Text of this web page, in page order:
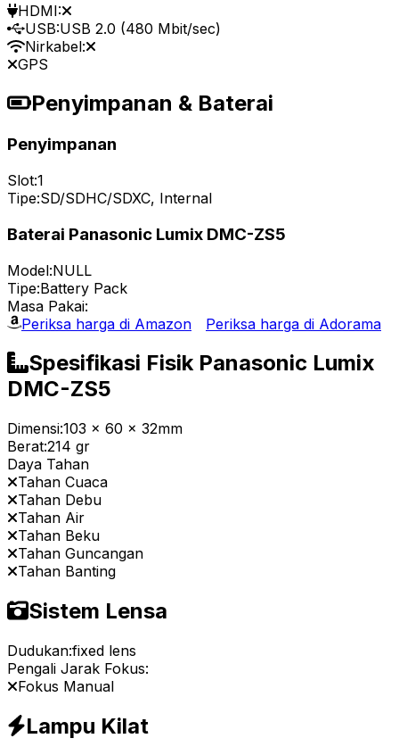
HDMI:
USB:USB 2.0 (480 Mbit/sec)
Nirkabel:
GPS
Penyimpanan & Baterai
Penyimpanan
Slot:1
Tipe:SD/SDHC/SDXC, Internal
Baterai Panasonic Lumix DMC-ZS5
Model:NULL
Tipe:Battery Pack
Masa Pakai:
Periksa harga di Amazon
Periksa harga di Adorama
Spesifikasi Fisik Panasonic Lumix
DMC-ZS5
Dimensi:103 x 60 x 32mm
Berat:214 gr
Daya Tahan
Tahan Cuaca
Tahan Debu
Tahan Air
Tahan Beku
Tahan Guncangan
Tahan Banting
Sistem Lensa
Dudukan:fixed lens
Pengali Jarak Fokus:
Fokus Manual
Lampu Kilat